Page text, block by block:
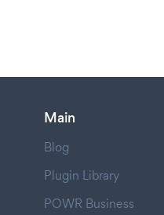
Main
Blog
Plugin Library
POWR Business